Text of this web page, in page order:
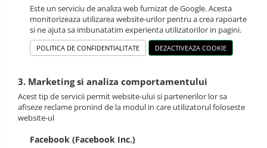
Este un serviciu de analiza web furnizat de Google. Acesta
monitorizeaza utilizarea website-urilor pentru a crea rapoarte
si ne ajuta sa imbunatatim experienta utilizatorilor in pagini.
POLITICA DE CONFIDENTIALITATE DEZACTIVEAZA COOKIE
3. Marketing si analiza comportamentului
Acest tip de servicii permit website-ului si partenerilor lor sa
afiseze reclame pronind de la modul in care utilizatorul foloseste
website-ul
Facebook (Facebook Inc.)